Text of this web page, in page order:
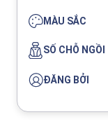
MÀU SẮC
SỐ CHỖ NGỒI
ĐĂNG BỞI